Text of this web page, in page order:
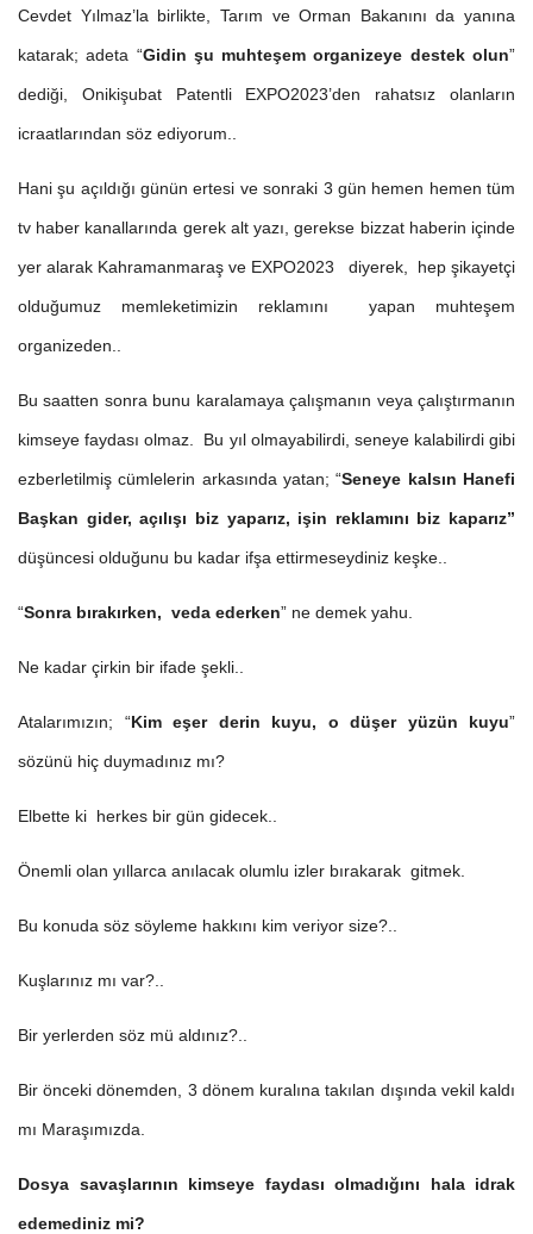
Cevdet Yılmaz’la birlikte, Tarım ve Orman Bakanını da yanına
katarak; adeta “Gidin şu muhteşem organizeye destek olun”
dediği, Onikişubat Patentli EXPO2023’den rahatsız olanların
icraatlarından söz ediyorum..
Hani şu açıldığı günün ertesi ve sonraki 3 gün hemen hemen tüm
tv haber kanallarında gerek alt yazı, gerekse bizzat haberin içinde
yer alarak Kahramanmaraş ve EXPO2023 diyerek, hep şikayetçi
olduğumuz memleketimizin reklamını yapan muhteşem
organizeden..
Bu saatten sonra bunu karalamaya çalışmanın veya çalıştırmanın
kimseye faydası olmaz. Bu yıl olmayabilirdi, seneye kalabilirdi gibi
ezberletilmiş cümlelerin arkasında yatan; “Seneye kalsın Hanefi
Başkan gider, açılışı biz yaparız, işin reklamını biz kaparız”
düşüncesi olduğunu bu kadar ifşa ettirmeseydiniz keşke..
“Sonra bırakırken, veda ederken” ne demek yahu.
Ne kadar çirkin bir ifade şekli..
Atalarımızın; “Kim eşer derin kuyu, o düşer yüzün kuyu”
sözünü hiç duymadınız mı?
Elbette ki herkes bir gün gidecek..
Önemli olan yıllarca anılacak olumlu izler bırakarak gitmek.
Bu konuda söz söyleme hakkını kim veriyor size?..
Kuşlarınız mı var?..
Bir yerlerden söz mü aldınız?..
Bir önceki dönemden, 3 dönem kuralına takılan dışında vekil kaldı
mı Maraşımızda.
Dosya savaşlarının kimseye faydası olmadığını hala idrak
edemediniz mi?